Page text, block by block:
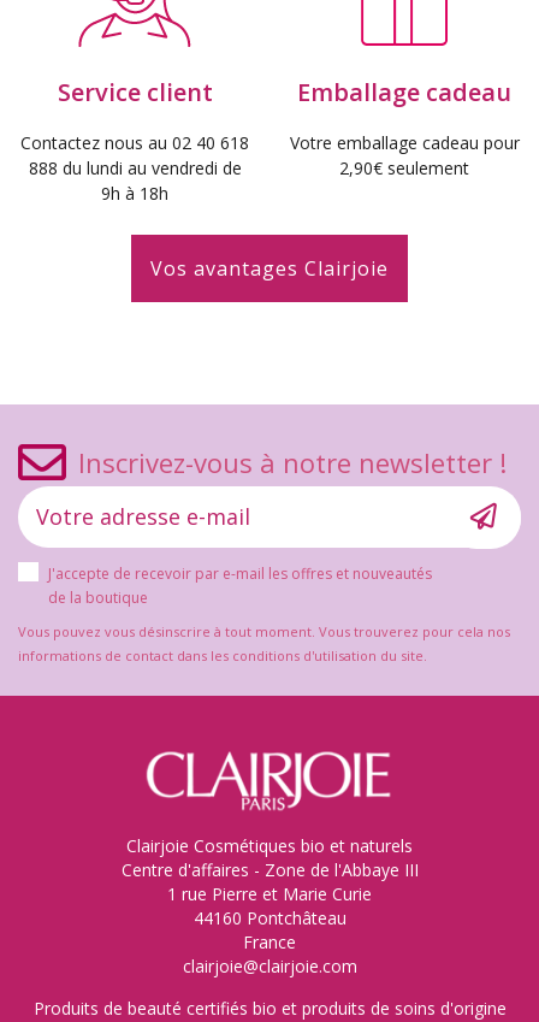
Service client
Contactez nous au 02 40 618
888 du lundi au vendredi de
9h à 18h
Emballage cadeau
Votre emballage cadeau pour
2,90€ seulement
Vos avantages Clairjoie
Inscrivez-vous à notre newsletter !
J'accepte de recevoir par e-mail les offres et nouveautés
de la boutique
Vous pouvez vous désinscrire à tout moment. Vous trouverez pour cela nos
informations de contact dans les conditions d'utilisation du site.
Clairjoie Cosmétiques bio et naturels
Centre d'affaires - Zone de l'Abbaye III
1 rue Pierre et Marie Curie
44160 Pontchâteau
France
clairjoie@clairjoie.com
Produits de beauté certifiés bio et produits de soins d'origine